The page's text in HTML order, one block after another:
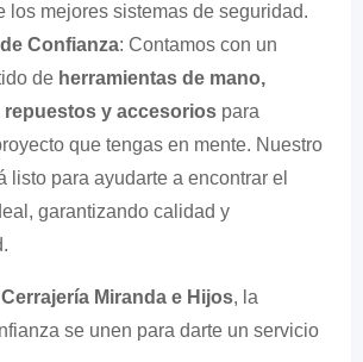
los mejores sistemas de seguridad.
Confianza: Contamos con un
de herramientas de mano,
repuestos y accesorios para
que tengas en mente. Nuestro
listo para ayudarte a encontrar el
garantizando calidad y
Miranda e Hijos, la
se unen para darte un servicio